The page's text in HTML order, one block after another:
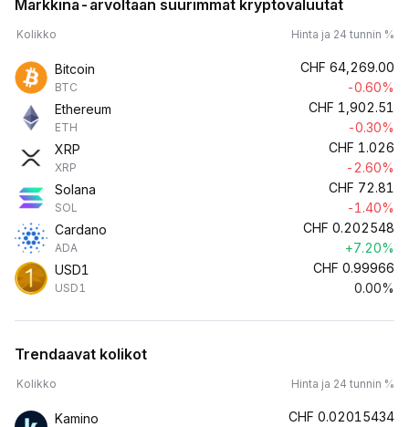
Markkina-arvoltaan suurimmat kryptovaluutat
Kolikko Hinta ja 24 tunnin %
Bitcoin
BTC
CHF 64,269.00
-0.60%
Ethereum
ETH
CHF 1,902.51
-0.30%
XRP
XRP
CHF 1.026
-2.60%
Solana
SOL
CHF 72.81
-1.40%
Cardano
ADA
CHF 0.202548
+7.20%
USD1
USD1
CHF 0.99966
0.00%
Trendaavat kolikot
Kolikko Hinta ja 24 tunnin %
Kamino CHF 0.02015434